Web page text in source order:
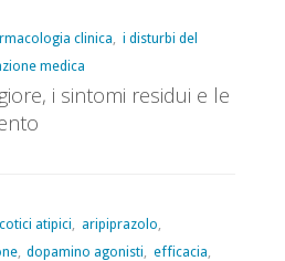
clinica, i disturbi del
medica
i sintomi residui e le
atipici aripiprazolo
, dopamino agonisti efficacia